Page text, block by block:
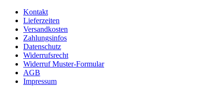
Kontakt
Lieferzeiten
Versandkosten
Zahlungsinfos
Datenschutz
Widerrufsrecht
Widerruf Muster-Formular
AGB
Impressum